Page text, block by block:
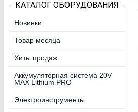
КАТАЛОГ ОБОРУДОВАНИЯ
Новинки
Товар месяца
Хиты продаж
Аккумуляторная система 20V
MAX Lithium PRO
Электроинструменты